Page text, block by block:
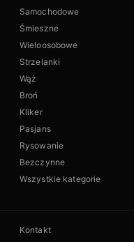
Samochodowe
Śmieszne
Wieloosobowe
Strzelanki
Wąż
Broń
Kliker
Pasjans
Rysowanie
Bezczynne
Wszystkie kategorie
Kontakt